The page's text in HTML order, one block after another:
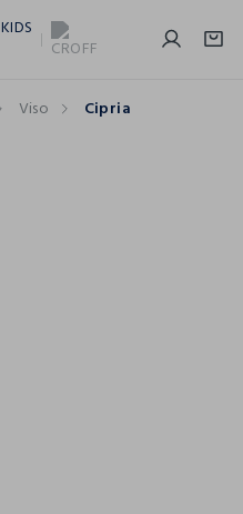
Viso Cipria